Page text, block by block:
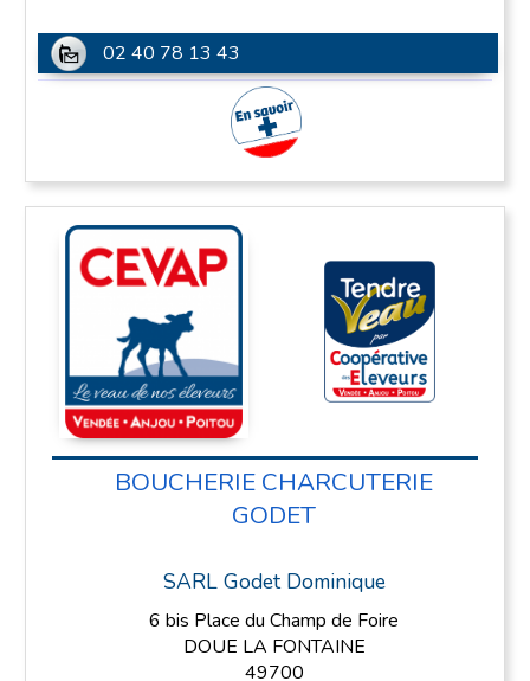
02 40 78 13 43
BOUCHERIE CHARCUTERIE
GODET
SARL Godet Dominique
6 bis Place du Champ de Foire
DOUE LA FONTAINE
49700